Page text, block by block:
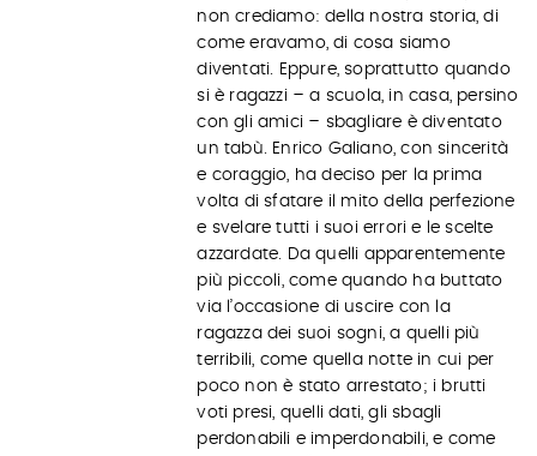
non crediamo: della nostra storia, di
come eravamo, di cosa siamo
diventati. Eppure, soprattutto quando
si è ragazzi – a scuola, in casa, persino
con gli amici – sbagliare è diventato
un tabù. Enrico Galiano, con sincerità
e coraggio, ha deciso per la prima
volta di sfatare il mito della perfezione
e svelare tutti i suoi errori e le scelte
azzardate. Da quelli apparentemente
più piccoli, come quando ha buttato
via l’occasione di uscire con la
ragazza dei suoi sogni, a quelli più
terribili, come quella notte in cui per
poco non è stato arrestato; i brutti
voti presi, quelli dati, gli sbagli
perdonabili e imperdonabili, e come